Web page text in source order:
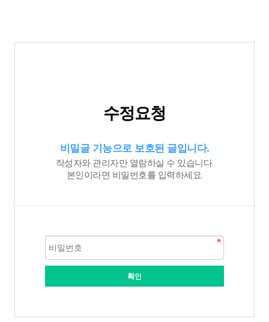
수정요청
비밀글 기능으로 보호된 글입니다.
작성자와 관리자만 열람하실 수 있습니다.
본인이라면 비밀번호를 입력하세요.